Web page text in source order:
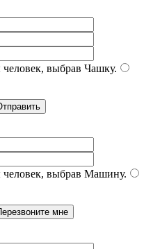
выбрав Чашку.
выбрав Машину.